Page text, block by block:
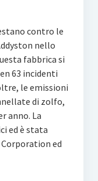
contro le
nello
fabbrica si
63 incidenti
le emissioni
di zolfo,
anno. La
ed è stata
ed